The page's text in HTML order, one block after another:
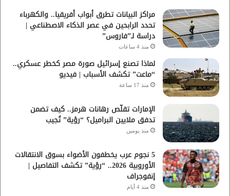
مراكز البيانات تطرق أبواب أفريقيا.. والكهرباء
تحدد الرابحين في عصر الذكاء الاصطناعي |
دراسة لـ”فاروس”
منذ 4 ساعات
لماذا تصنع إسرائيل صورة مصر كخطر عسكري..
“ماعت” تكشف الأسباب | فيديو
منذ 17 ساعة
الإمارات تقلّص رهانات هرمز.. كيف تضمن
تدفق ملايين البراميل؟ “رؤية” تُجيب
منذ يومين
5 نجوم عرب يخطفون الأضواء بسوق الانتقالات
الأوروبية 2026.. “رؤية” تكشف التفاصيل |
إنفوجراف
منذ 4 أيام